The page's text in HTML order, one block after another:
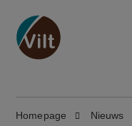
Homepage Nieuws